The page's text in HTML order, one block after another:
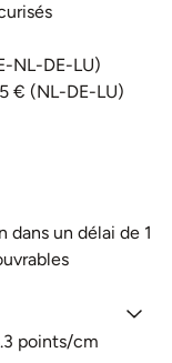
NL-DE-LU)
€ (NL-DE-LU)
dans un délai de 1
points/cm